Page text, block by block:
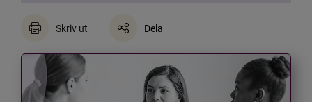
Skriv ut Dela